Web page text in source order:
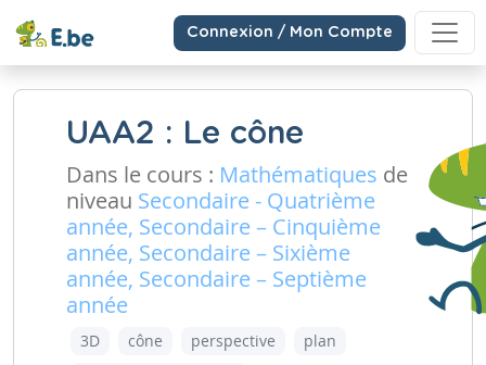
Connexion / Mon Compte
UAA2 : Le cône
Dans le cours : Mathématiques de
niveau Secondaire - Quatrième
année, Secondaire – Cinquième
année, Secondaire – Sixième
année, Secondaire – Septième
année
3D cône perspective
plan